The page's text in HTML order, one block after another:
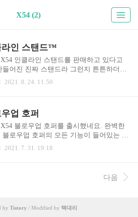
X54 (2)
라인 스탠드™
인클라인 스탠드를 판매하고 있다고
어진 진짜 스탠드라 그런지 튼튼하더라
내용은 스토어 링크에 있는 내용을 복붙한
앞서 믕믕공방에서 홈바리스타클럽
으로 아이디어를 구상하고, 유레카 미뇽
최초로 소개한 바 있습니다. ​ ~ 한정수량
-..
2021. 8. 24. 11:50
업 호퍼
블로우업 호퍼를 출시했네요. 완벽한
로우업 호퍼의 모든 기능이 들어있는 호
coffee_blowup/products/57501
닉 홈 X54를 말코닉 그 차제로 사용할 수 있
진 것 없이 가득 채운 꽉찬 호퍼 믕믕공방
2021. 7. 31. 19:18
다음
by Tistory / Modified by 택대리